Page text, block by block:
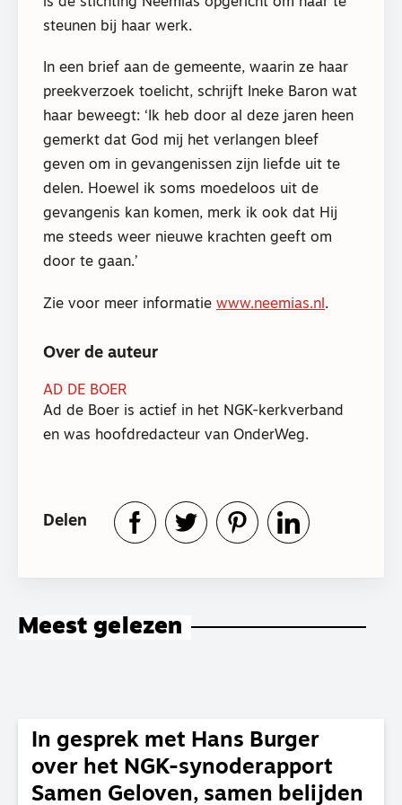
steunen bij haar werk.
In een brief aan de gemeente, waarin ze haar
preekverzoek toelicht, schrijft Ineke Baron wat
haar beweegt: ‘Ik heb door al deze jaren heen
gemerkt dat God mij het verlangen bleef
geven om in gevangenissen zijn liefde uit te
delen. Hoewel ik soms moedeloos uit de
gevangenis kan komen, merk ik ook dat Hij
me steeds weer nieuwe krachten geeft om
door te gaan.’
Zie voor meer informatie www.neemias.nl .
Over de auteur
AD DE BOER
Ad de Boer is actief in het NGK-kerkverband
en was hoofdredacteur van OnderWeg.
Delen
Meest gelezen
In gesprek met Hans Burger
over het NGK-synoderapport
Samen Geloven, samen belijden